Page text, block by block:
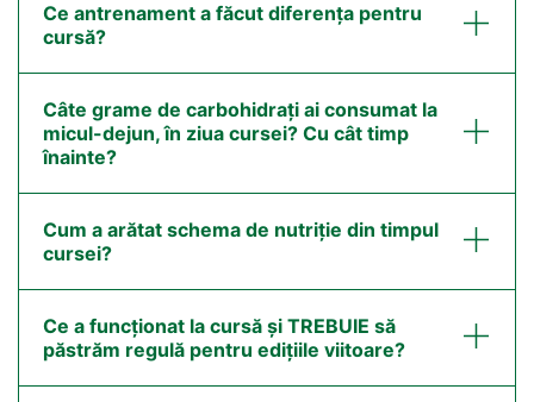
Ce antrenament a făcut diferența pentru
cursă?
Câte grame de carbohidrați ai consumat la
micul-dejun, în ziua cursei? Cu cât timp
înainte?
Cum a arătat schema de nutriție din timpul
cursei?
Ce a funcționat la cursă și TREBUIE să
păstrăm regulă pentru edițiile viitoare?